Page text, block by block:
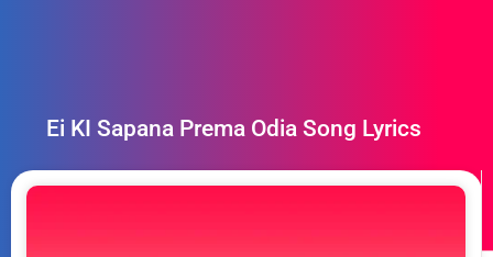
Ei KI Sapana Prema Odia Song Lyrics